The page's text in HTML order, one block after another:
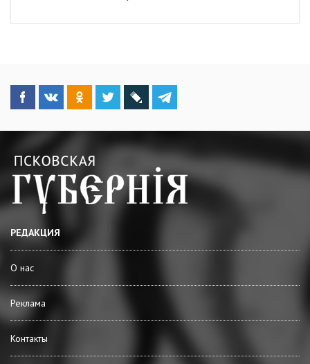
РЕДАКЦИЯ
О нас
Реклама
Контакты